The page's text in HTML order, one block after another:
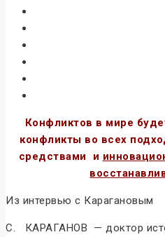
Конфликтов в мире
конфликты во всех
средствами и
Из интервью с Карагановым
С. КАРАГАНОВ — доктор